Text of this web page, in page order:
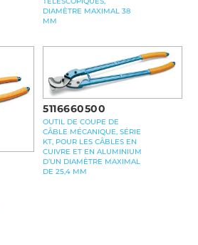
DIAMÈTRE MAXIMAL 38
MM
5116660500
OUTIL DE COUPE DE
CÂBLE MÉCANIQUE, SÉRIE
KT, POUR LES CÂBLES EN
CUIVRE ET EN ALUMINIUM
D’UN DIAMÈTRE MAXIMAL
DE 25,4 MM